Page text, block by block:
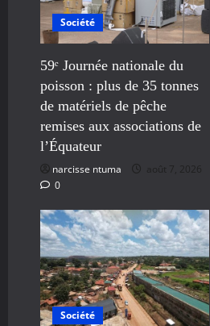
Société
59ᵉ Journée nationale du
poisson : plus de 35 tonnes
de matériels de pêche
remises aux associations de
l’Équateur
narcisse ntuma
août 7, 2026
0
Société